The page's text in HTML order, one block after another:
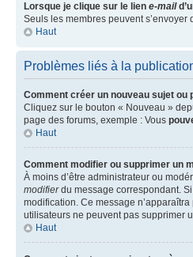
Lorsque je clique sur le lien e-mail
Seuls les membres peuvent
Haut
Problèmes liés à la
Comment créer un nouveau sujet ou
Cliquez sur le bouton « Nouveau »
page des forums, exemple : Vous
Haut
Comment modifier ou supprimer un
À moins d’être administrateur ou
modifierdu message correspondant. Si
modification. Ce message
utilisateurs ne peuvent pas supprimer
Haut